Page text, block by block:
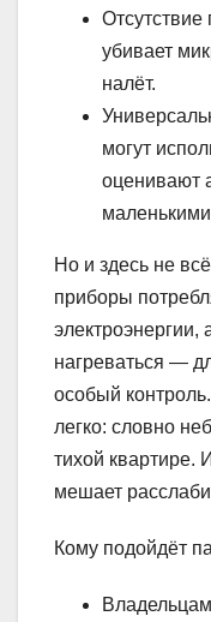
Отсутствие
убивает
налёт.
могут
оценивают
Но и здесь не
приборы
электроэнергии,
нагреваться —
особый
легко: словно
тихой квартире.
мешает
Кому подойдёт